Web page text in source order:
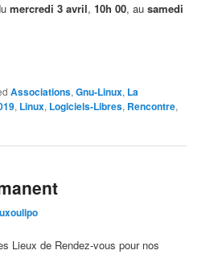
mercredi 3 avril, 10h 00, au samedi
Associations,Gnu-Linux, La
, Linux, Logiciels-Libres, Rencontre,
Lieux de Rendez-vous pour nos